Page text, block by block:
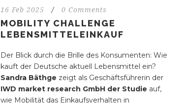
16 Feb 2025 / 0 Comments
MOBILITY CHALLENGE
LEBENSMITTELEINKAUF
Der Blick durch die Brille des Konsumenten: Wie
kauft der Deutsche aktuell Lebensmittel ein?
Sandra Bäthge zeigt als Geschäftsführerin der
IWD market research GmbH der Studie auf,
wie Mobilität das Einkaufsverhalten in